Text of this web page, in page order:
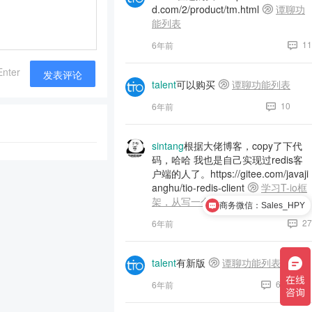
发表评论
d.com/2/product/tm.html
谭聊功
能列表
6年前 11
talent可以购买 谭聊功能列表
6年前 10
sintang根据大佬博客，copy了下代
码，哈哈 我也是自己实现过redis客
户端的人了。https://gitee.com/javaji
anghu/tio-redis-client
学习T-io框
架，从写一个Redis客户端开始
6年前 27
talent有新版 谭聊功能列表
6年前 6
商务微信：Sales_HPY